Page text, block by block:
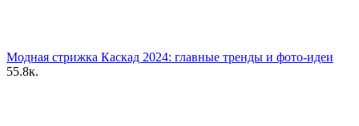
Модная стрижка Каскад 2024: главные тренды и фото-идеи
55.8к.